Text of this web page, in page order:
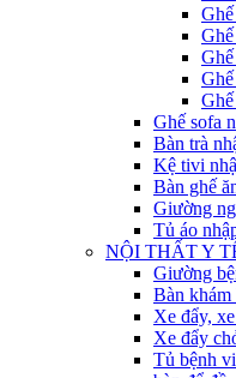
Ghế sofa
Bàn trà
Kệ tivi
Bàn ghế
Giường
Tủ áo
NỘI THẤT Y
Giường
Bàn khám
Xe đẩy,
Xe đẩy
Tủ bệnh